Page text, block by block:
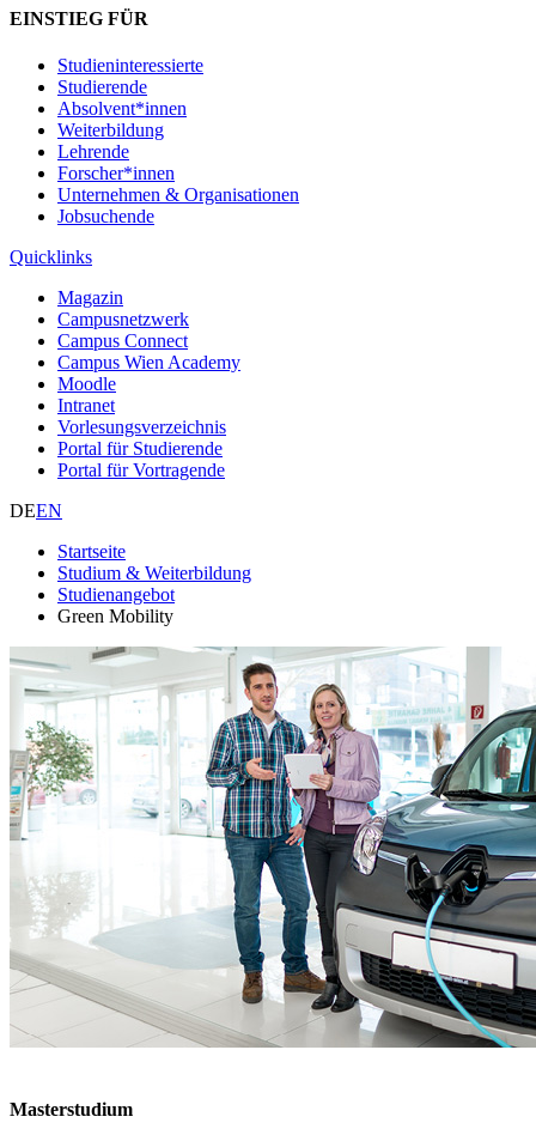
EINSTIEG FÜR
Studieninteressierte
Studierende
Absolvent*innen
Weiterbildung
Lehrende
Forscher*innen
Unternehmen & Organisationen
Jobsuchende
Quicklinks
Magazin
Campusnetzwerk
Campus Connect
Campus Wien Academy
Moodle
Intranet
Vorlesungsverzeichnis
Portal für Studierende
Portal für Vortragende
DEEN
Startseite
Studium & Weiterbildung
Studienangebot
Green Mobility
Masterstudium